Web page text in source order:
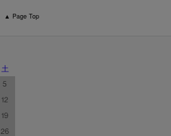
▲ Page Top
土
5
12
19
26